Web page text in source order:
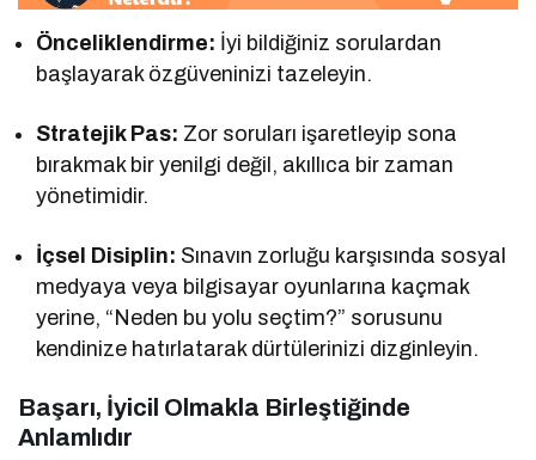
Önceliklendirme: İyi bildiğiniz sorulardan
başlayarak özgüveninizi tazeleyin.
Stratejik Pas: Zor soruları işaretleyip sona
bırakmak bir yenilgi değil, akıllıca bir zaman
yönetimidir.
İçsel Disiplin: Sınavın zorluğu karşısında sosyal
medyaya veya bilgisayar oyunlarına kaçmak
yerine, “Neden bu yolu seçtim?” sorusunu
kendinize hatırlatarak dürtülerinizi dizginleyin.
Başarı, İyicil Olmakla Birleştiğinde
Anlamlıdır